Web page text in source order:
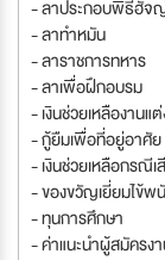
- ลาประกอบพิธีฮัจ
- ลาทำหมัน
- ลาราชการทหาร
- ลาเพื่อฝึกอบรม
- เงินช่วยเหลืองานแ
- กู้ยืมเพื่อที่อยู่อาศัย
- เงินช่วยเหลือกรณีเ
- ของขวัญเยี่ยมไข้พ
- ทุนการศึกษา
- ค่าแนะนำผู้สมัครง